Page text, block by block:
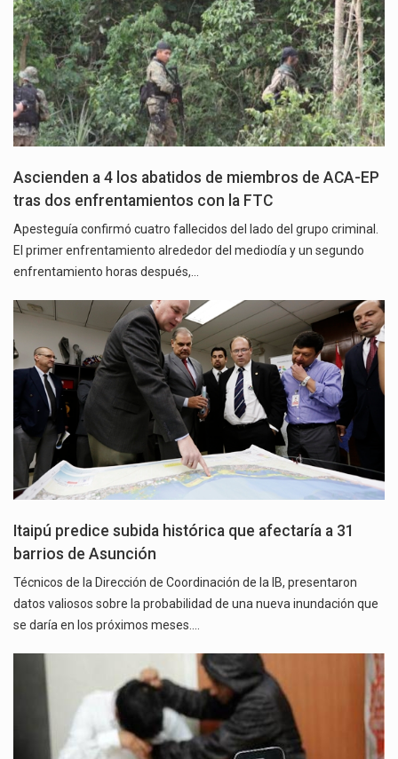
Ascienden a 4 los abatidos de miembros de ACA-EP
tras dos enfrentamientos con la FTC
Apesteguía confirmó cuatro fallecidos del lado del grupo criminal.
El primer enfrentamiento alrededor del mediodía y un segundo
enfrentamiento horas después,…
Itaipú predice subida histórica que afectaría a 31
barrios de Asunción
Técnicos de la Dirección de Coordinación de la IB, presentaron
datos valiosos sobre la probabilidad de una nueva inundación que
se daría en los próximos meses.…